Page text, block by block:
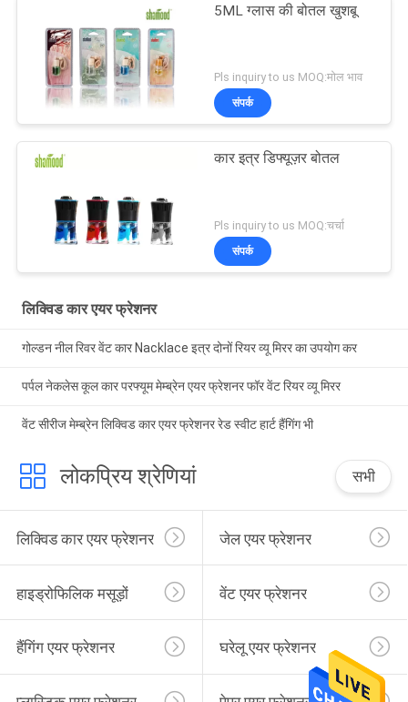
5ML ग्लास की बोतल खुशबू
Pls inquiry to us MOQ:मोल भाव
संपर्क
कार इत्र डिफ्यूज़र बोतल
Pls inquiry to us MOQ:चर्चा
संपर्क
लिक्विड कार एयर फ्रेशनर
गोल्डन नील रिवर वेंट कार Nacklace इत्र दोनों रियर व्यू मिरर का उपयोग कर
पर्पल नेकलेस कूल कार परफ्यूम मेम्ब्रेन एयर फ्रेशनर फॉर वेंट रियर व्यू मिरर
वेंट सीरीज मेम्ब्रेन लिक्विड कार एयर फ्रेशनर रेड स्वीट हार्ट हैंगिंग भी
लोकप्रिय श्रेणियां सभी
लिक्विड कार एयर फ्रेशनर जेल एयर फ्रेशनर
हाइड्रोफिलिक मसूड़ों वेंट एयर फ्रेशनर
हैंगिंग एयर फ्रेशनर घरेलू एयर फ्रेशनर